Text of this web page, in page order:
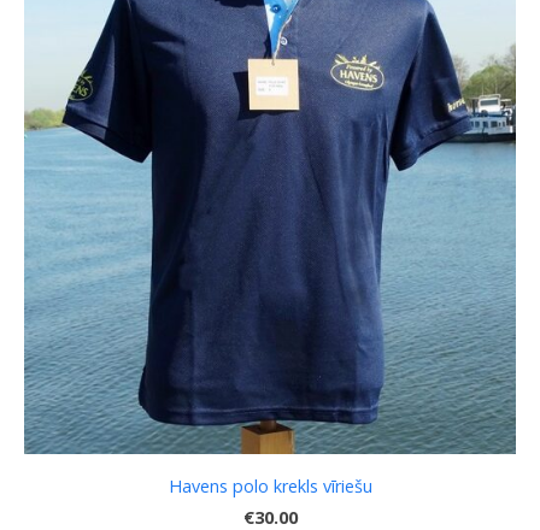
Havens polo krekls vīriešu
€30.00